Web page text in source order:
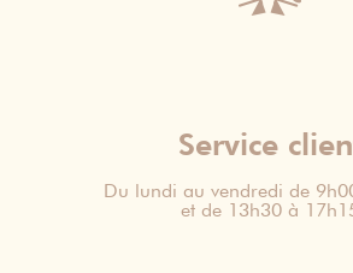
Service
Du lundi au vendredi de
et de 13h30 à